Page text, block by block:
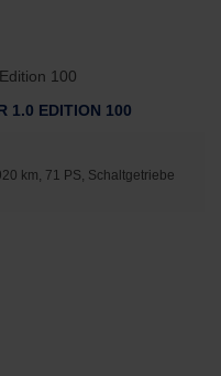
1.0 EDITION 100
km, 71 PS, Schaltgetriebe